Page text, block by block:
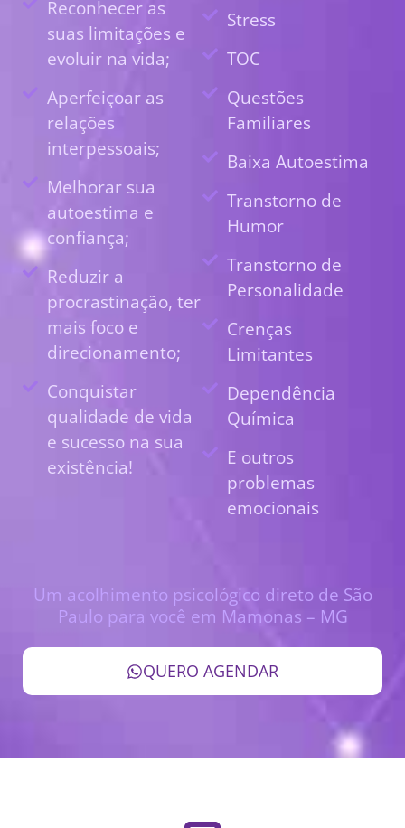
Reconhecer as
suas limitações e
evoluir na vida;
Aperfeiçoar as
relações
interpessoais;
Melhorar sua
autoestima e
confiança;
Reduzir a
procrastinação, ter
mais foco e
direcionamento;
Conquistar
qualidade de vida
e sucesso na sua
existência!
Stress
TOC
Questões
Familiares
Baixa Autoestima
Transtorno de
Humor
Transtorno de
Personalidade
Crenças
Limitantes
Dependência
Química
E outros
problemas
emocionais
Um acolhimento psicológico direto de São
Paulo para você em Mamonas – MG
QUERO AGENDAR